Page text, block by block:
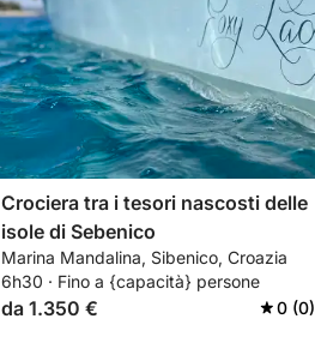
Crociera tra i tesori nascosti delle
isole di Sebenico
Marina Mandalina, Sibenico, Croazia
6h30 · Fino a {capacità} persone
da 1.350 € 0 (0)